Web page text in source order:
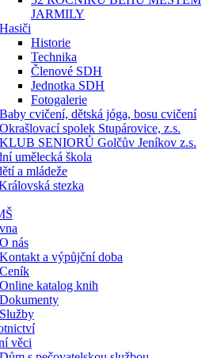
JARMILY
Hasiči
Historie
Technika
Členové SDH
Jednotka SDH
Fotogalerie
Baby cvičení, dětská jóga, bosu cvičení
Okrašlovací spolek Stupárovice, z.s.
KLUB SENIORŮ Golčův Jeníkov z.s.
umělecká škola
a mládeže
stezka
O nás
Kontakt a výpůjční doba
Ceník
Online katalog knih
Dokumenty
Služby
věci